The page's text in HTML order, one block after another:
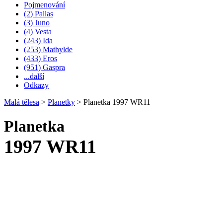
Pojmenování
(2) Pallas
(3) Juno
(4) Vesta
(243) Ida
(253) Mathylde
(433) Eros
(951) Gaspra
...další
Odkazy
Malá tělesa > Planetky > Planetka 1997 WR11
Planetka
1997 WR11